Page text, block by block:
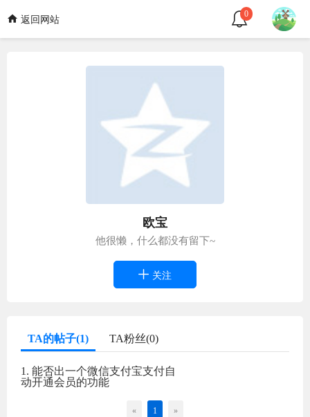
返回网站
0
欧宝
他很懒，什么都没有留下~
关注
TA的帖子(1) TA粉丝(0)
1. 能否出一个微信支付宝支付自
动开通会员的功能
« 1 »